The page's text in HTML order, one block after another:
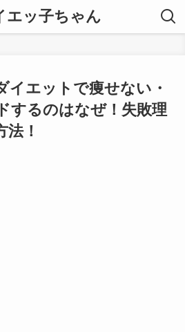
エッ子ちゃん
イエットで痩せない・
するのはなぜ！失敗理
法！